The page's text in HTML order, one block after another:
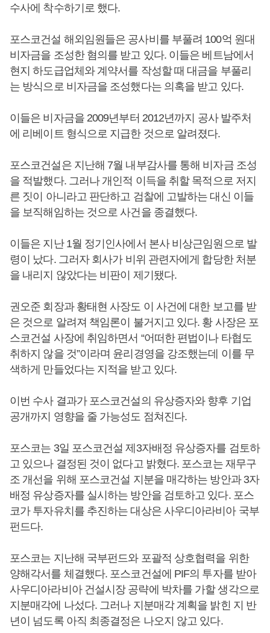
수사에 착수하기로 했다.
포스코건설 해외임원들은 공사비를 부풀려 100억 원대
비자금을 조성한 혐의를 받고 있다. 이들은 베트남에서
현지 하도급업체와 계약서를 작성할 때 대금을 부풀리
는 방식으로 비자금을 조성했다는 의혹을 받고 있다.
이들은 비자금을 2009년부터 2012년까지 공사 발주처
에 리베이트 형식으로 지급한 것으로 알려졌다.
포스코건설은 지난해 7월 내부감사를 통해 비자금 조성
을 적발했다. 그러나 개인적 이득을 취할 목적으로 저지
른 짓이 아니라고 판단하고 검찰에 고발하는 대신 이들
을 보직해임하는 것으로 사건을 종결했다.
이들은 지난 1월 정기인사에서 본사 비상근임원으로 발
령이 났다. 그러자 회사가 비위 관련자에게 합당한 처분
을 내리지 않았다는 비판이 제기됐다.
권오준 회장과 황태현 사장도 이 사건에 대한 보고를 받
은 것으로 알려져 책임론이 불거지고 있다. 황 사장은 포
스코건설 사장에 취임하면서 “어떠한 편법이나 타협도
취하지 않을 것”이라며 윤리경영을 강조했는데 이를 무
색하게 만들었다는 지적을 받고 있다.
이번 수사 결과가 포스코건설의 유상증자와 향후 기업
공개까지 영향을 줄 가능성도 점쳐진다.
포스코는 3일 포스코건설 제3자배정 유상증자를 검토하
고 있으나 결정된 것이 없다고 밝혔다. 포스코는 재무구
조 개선을 위해 포스코건설 지분을 매각하는 방안과 3자
배정 유상증자를 실시하는 방안을 검토하고 있다. 포스
코가 투자유치를 추진하는 대상은 사우디아라비아 국부
펀드다.
포스코는 지난해 국부펀드와 포괄적 상호협력을 위한
양해각서를 체결했다. 포스코건설에 PIF의 투자를 받아
사우디아라비아 건설시장 공략에 박차를 가할 생각으로
지분매각에 나섰다. 그러나 지분매각 계획을 밝힌 지 반
년이 넘도록 아직 최종결정은 나오지 않고 있다.